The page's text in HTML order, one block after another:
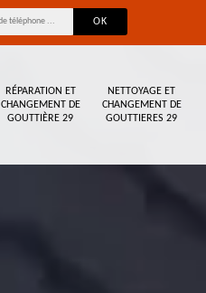
RÉPARATION ET
CHANGEMENT DE
GOUTTIÈRE 29
NETTOYAGE ET
CHANGEMENT DE
GOUTTIERES 29